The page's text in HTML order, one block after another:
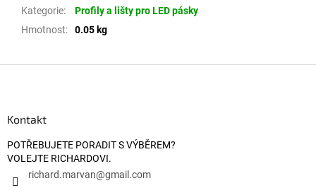
Kategorie:
Profily a lišty pro LED pásky
Hmotnost: 0.05 kg
Kontakt
POTŘEBUJETE PORADIT S VÝBĚREM?
VOLEJTE RICHARDOVI.
richard.marvan@gmail.com